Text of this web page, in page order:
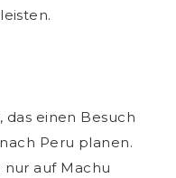
das einen Besuch
Peru planen.
nur auf Machu